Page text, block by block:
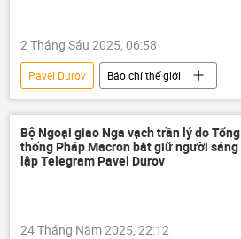
2 Tháng Sáu 2025, 06:58
Pavel Durov
Báo chí thế giới
Emmanuel Macron
Romania
Nga
Telegram Châu Âu
Bộ Ngoại giao Nga vạch trần lý do Tổng
thống Pháp Macron bắt giữ người sáng
lập Telegram Pavel Durov
24 Tháng Năm 2025, 22:12